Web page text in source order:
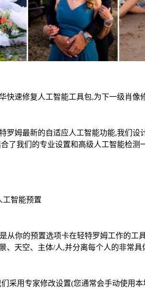
快速修复人工智能工具包,为下一级肖
罗姆最新的自适应人工智能功能,我们
了我们的专业设置和高级人工智能检
工智能预置
从你的预置选项卡在轻特罗姆工作的工
、天空、主体/人,并分离每个人的非常
采用专家修改设置(您通常会手动使用